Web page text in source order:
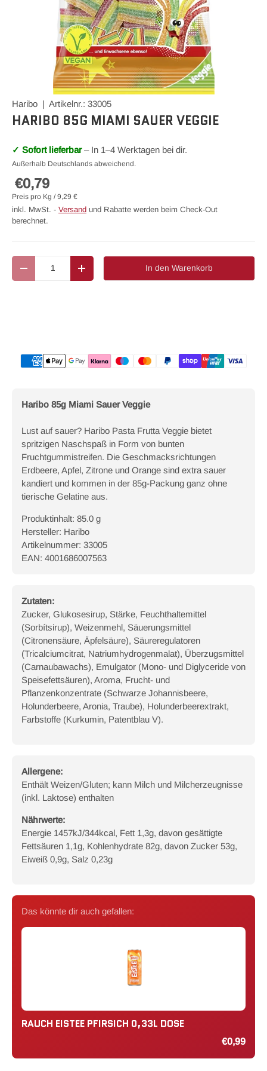
Haribo | Artikelnr.: 33005
HARIBO 85G MIAMI SAUER VEGGIE
✓ Sofort lieferbar– In 1–4 Werktagen bei dir.
Außerhalb Deutschlands abweichend.
€0,79
Preis pro Kg / 9,29 €
inkl. MwSt. - Versand und Rabatte werden beim Check-Out
berechnet.
Menge verringernMenge erhöhen In den Warenkorb
Zahlungsmethoden
Haribo 85g Miami Sauer Veggie
Lust auf sauer? Haribo Pasta Frutta Veggie bietet
spritzigen Naschspaß in Form von bunten
Fruchtgummistreifen. Die Geschmacksrichtungen
Erdbeere, Apfel, Zitrone und Orange sind extra sauer
kandiert und kommen in der 85g-Packung ganz ohne
tierische Gelatine aus.
Produktinhalt: 85.0 g
Hersteller: Haribo
Artikelnummer: 33005
EAN: 4001686007563
Zutaten:
Zucker, Glukosesirup, Stärke, Feuchthaltemittel
(Sorbítsirup), Weizenmehl, Säuerungsmittel
(Citronensäure, Äpfelsäure), Säureregulatoren
(Tricalciumcitrat, Natriumhydrogenmalat), Überzugsmittel
(Carnaubawachs), Emulgator (Mono- und Diglyceride von
Speisefettsäuren), Aroma, Frucht- und
Pflanzenkonzentrate (Schwarze Johannisbeere,
Holunderbeere, Aronia, Traube), Holunderbeerextrakt,
Farbstoffe (Kurkumin, Patentblau V).
Allergene:
Enthält Weizen/Gluten; kann Milch und Milcherzeugnisse
(inkl. Laktose) enthalten
Nährwerte:
Energie 1457kJ/344kcal, Fett 1,3g, davon gesättigte
Fettsäuren 1,1g, Kohlenhydrate 82g, davon Zucker 53g,
Eiweiß 0,9g, Salz 0,23g
Das könnte dir auch gefallen:
RAUCH EISTEE PFIRSICH 0,33L DOSE
€0,99